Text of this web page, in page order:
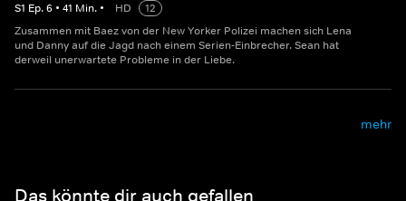
S1 Ep.6 • 41 Min. • HD
12
Zusammen mit Baez von der New Yorker Polizei machen sich Lena
und Danny auf die Jagd nach einem Serien-Einbrecher. Sean hat
derweil unerwartete Probleme in der Liebe.
mehr
Das könnte dir auch gefallen